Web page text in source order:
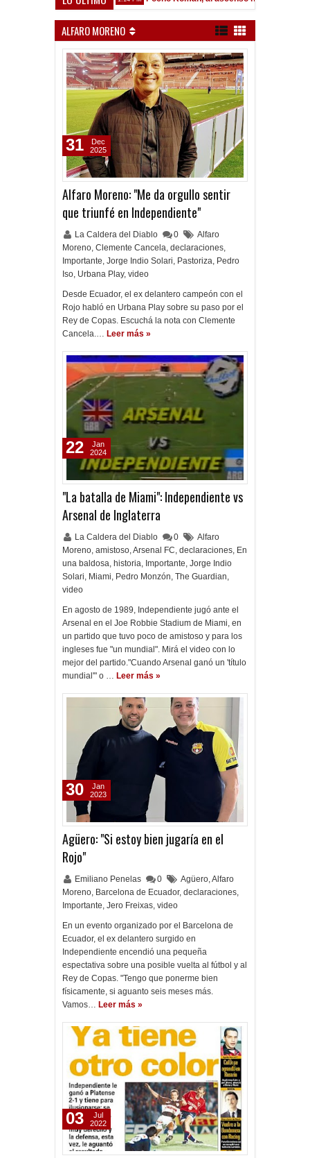
ALFARO MORENO
Alfaro Moreno: "Me da orgullo sentir
que triunfé en Independiente"
La Caldera del Diablo 0
Alfaro
Moreno, Clemente Cancela, declaraciones,
Importante, Jorge Indio Solari, Pastoriza, Pedro
Iso, Urbana Play, video
Desde Ecuador, el ex delantero campeón con el
Rojo habló en Urbana Play sobre su paso por el
Rey de Copas. Escuchá la nota con Clemente
Cancela.… Leer más »
31
Dec
2025
"La batalla de Miami": Independiente vs
Arsenal de Inglaterra
La Caldera del Diablo 0
Alfaro
Moreno, amistoso,Arsenal FC, declaraciones, En
una baldosa, historia, Importante, Jorge Indio
Solari, Miami, Pedro Monzón, The Guardian,
video
En agosto de 1989, Independiente jugó ante el
Arsenal en el Joe Robbie Stadium de Miami, en
un partido que tuvo poco de amistoso y para los
ingleses fue "un mundial". Mirá el video con lo
mejor del partido."Cuando Arsenal ganó un 'título
mundial'" o … Leer más »
22
Jan
2024
Agüero: "Si estoy bien jugaría en el
Rojo"
Emiliano Penelas 0 Agüero,Alfaro
Moreno, Barcelona de Ecuador, declaraciones,
Importante, Jero Freixas, video
En un evento organizado por el Barcelona de
Ecuador, el ex delantero surgido en
Independiente encendió una pequeña
espectativa sobre una posible vuelta al fútbol y al
Rey de Copas. "Tengo que ponerme bien
físicamente, si aguanto seis meses más.
Vamos… Leer más »
30
Jan
2023
03
Jul
2022